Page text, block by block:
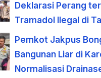
Deklarasi Perang
Tramadol Ilegal di
Pemkot Jakpus
Bangunan Liar di
Normalisasi